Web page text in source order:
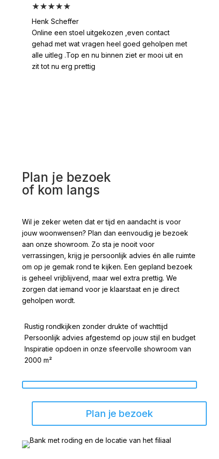
★★★★★
Henk Scheffer
Online een stoel uitgekozen ,even contact
gehad met wat vragen heel goed geholpen met
alle uitleg .Top en nu binnen ziet er mooi uit en
zit tot nu erg prettig
Plan je bezoek
of kom langs
Wil je zeker weten dat er tijd en aandacht is voor
jouw woonwensen? Plan dan eenvoudig je bezoek
aan onze showroom. Zo sta je nooit voor
verrassingen, krijg je persoonlijk advies én alle ruimte
om op je gemak rond te kijken. Een gepland bezoek
is geheel vrijblijvend, maar wel extra prettig. We
zorgen dat iemand voor je klaarstaat en je direct
geholpen wordt.
Rustig rondkijken zonder drukte of wachttijd
Persoonlijk advies afgestemd op jouw stijl en budget
Inspiratie opdoen in onze sfeervolle showroom van
2000 m²
Plan je bezoek